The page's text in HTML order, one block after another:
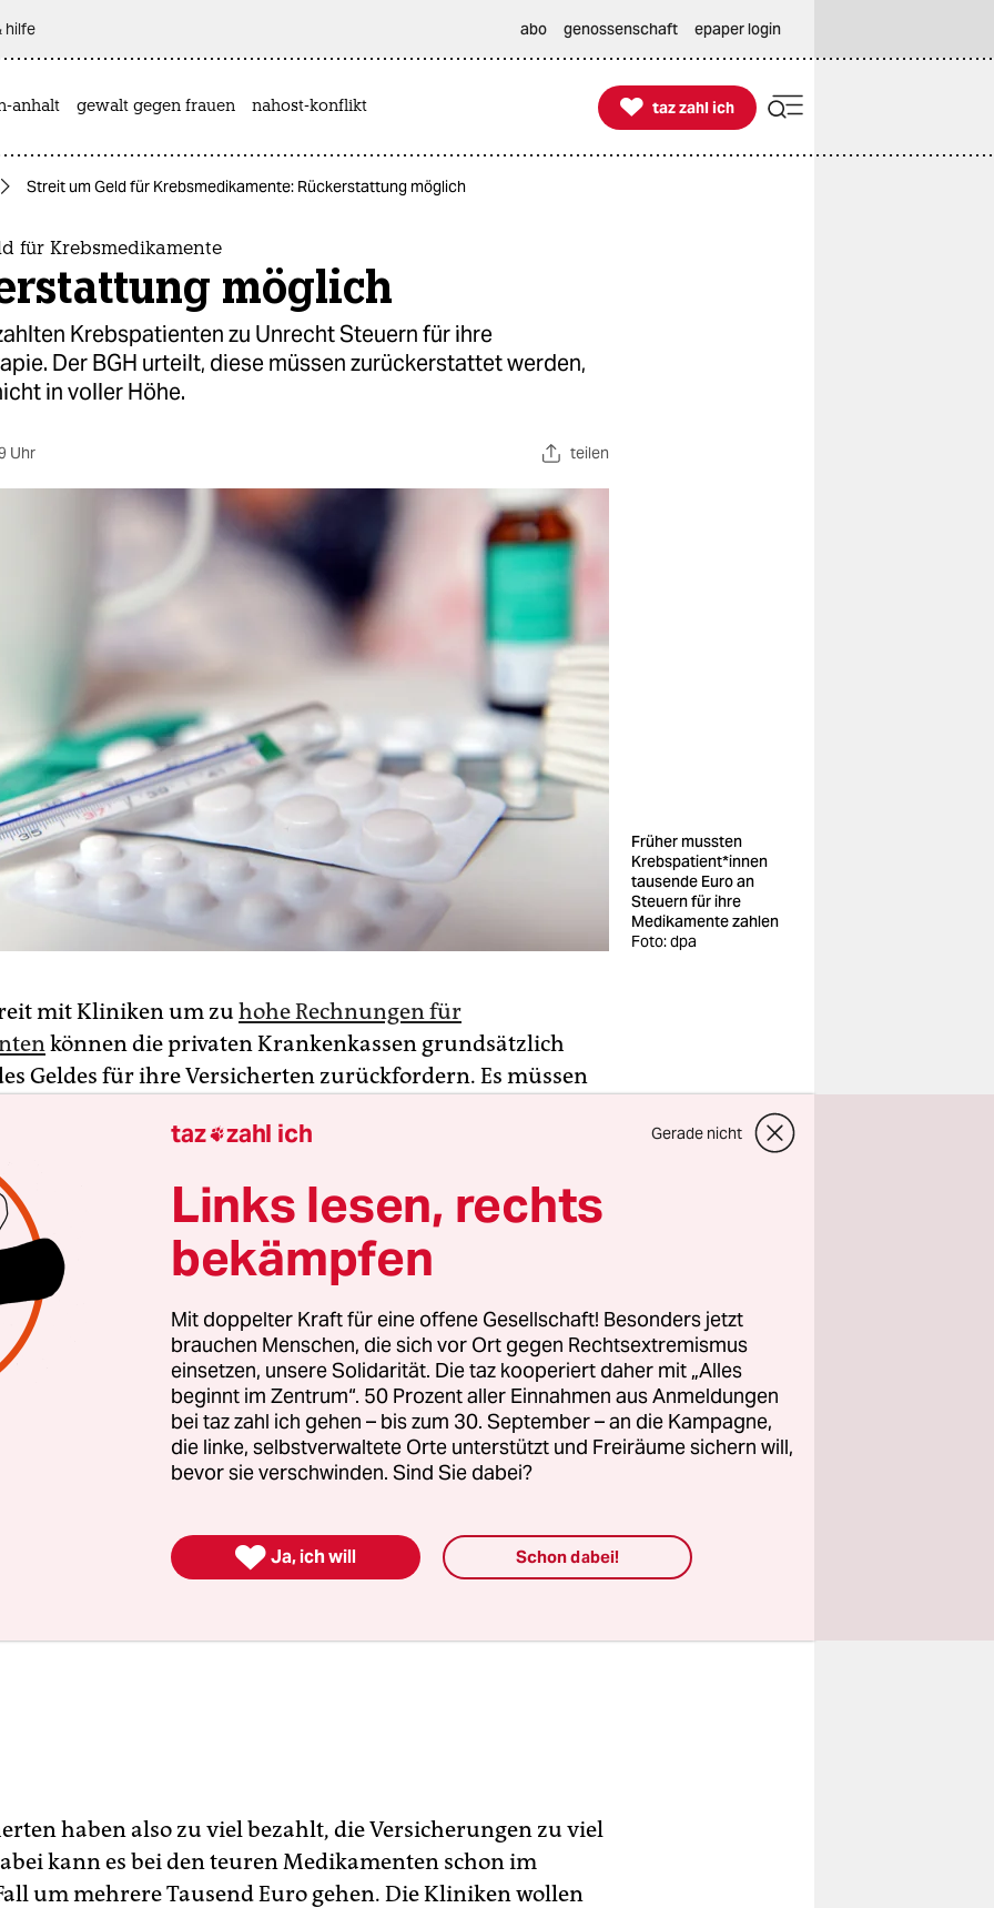
hilfe abo genossenschaft epaper login
anhalt gewalt gegen frauen nahost-konflikt 
taz zahl ich
taz zahl ich
Streit um Geld für Krebsmedikamente: Rückerstattung möglich
für Krebsmedikamente
möglich
Krebspatienten zu Unrecht Steuern für ihre
Der BGH urteilt, diese müssen zurückerstattet werden,
in voller Höhe.
Uhr teilen
Früher mussten
Krebspatient*innen
tausende Euro an
Steuern für ihre
Medikamente zahlen
Foto: dpa
mit Kliniken um zu hohe Rechnungen für
können die privaten Krankenkassen grundsätzlich
Geldes für ihre Versicherten zurückfordern. Es müssen
des Bundesgerichtshofs (BGH) hervorgeht, das am
Karlsruhe verkündet wurde.
sogenannte Zytostatika zur ambulanten
die Krankenhaus-Apotheken individuell anmischen.
früher 19 Prozent Umsatzsteuer fällig – bis der
2014 klarstellte, dass solche Medikamente von der
sind.
haben also zu viel bezahlt, die Versicherungen zu viel
kann es bei den teuren Medikamenten schon im
um mehrere Tausend Euro gehen. Die Kliniken wollen
taz zahl ich Gerade nicht
Links lesen, rechts
bekämpfen
Mit doppelter Kraft für eine offene Gesellschaft! Besonders jetzt
brauchen Menschen, die sich vor Ort gegen Rechtsextremismus
einsetzen, unsere Solidarität. Die taz kooperiert daher mit „Alles
beginnt im Zentrum“. 50 Prozent aller Einnahmen aus Anmeldungen
bei taz zahl ich gehen – bis zum 30. September – an die Kampagne,
die linke, selbstverwaltete Orte unterstützt und Freiräume sichern will,
bevor sie verschwinden. Sind Sie dabei?
 Ja, ich will Schon dabei!